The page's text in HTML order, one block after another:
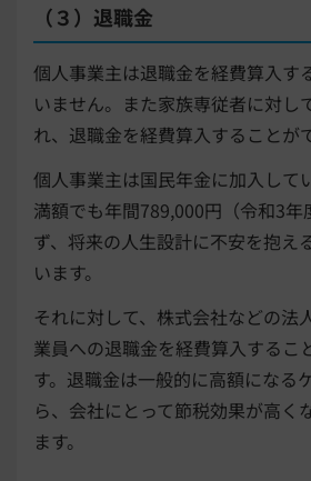
（３）退職金
個人事業主は退職金を経費算入す
いません。また家族専従者に対し
れ、退職金を経費算入することが
個人事業主は国民年金に加入して
満額でも年間789,000円（令和3
ず、将来の人生設計に不安を抱え
います。
それに対して、株式会社などの法
業員への退職金を経費算入するこ
す。退職金は一般的に高額になる
ら、会社にとって節税効果が高く
ます。